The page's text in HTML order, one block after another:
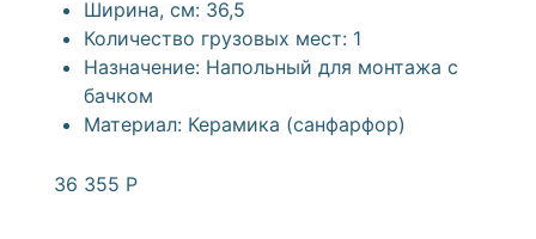
Ширина, см: 36,5
Количество грузовых мест: 1
Назначение: Напольный для монтажа с
бачком
Материал: Керамика (санфарфор)
36 355 Р